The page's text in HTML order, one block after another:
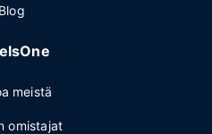
Blog
meistä
omistajat